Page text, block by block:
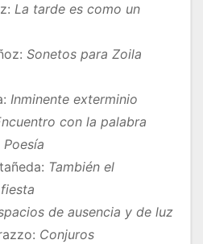
La tarde es como un
Sonetos para Zoila
Inminente exterminio
con la palabra
Poesía
También el
de ausencia y de luz
Conjuros